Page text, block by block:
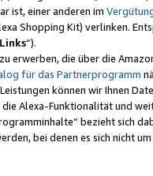
ist, einer anderen im
Shopping Kit) verlinken.
“).
erwerben, die über die
für das Partnerprogramm
können wir Ihnen
Alexa-Funktionalität und
bezieht sich
bei denen es sich nicht